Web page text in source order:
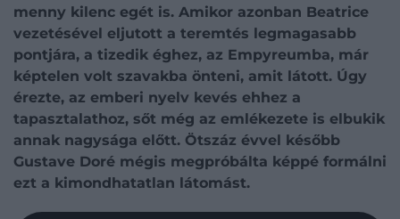
menny kilenc egét is. Amikor azonban Beatrice
vezetésével eljutott a teremtés legmagasabb
pontjára, a tizedik éghez, az Empyreumba, már
képtelen volt szavakba önteni, amit látott. Úgy
érezte, az emberi nyelv kevés ehhez a
tapasztalathoz, sőt még az emlékezete is elbukik
annak nagysága előtt. Ötszáz évvel később
Gustave Doré mégis megpróbálta képpé formálni
ezt a kimondhatatlan látomást.